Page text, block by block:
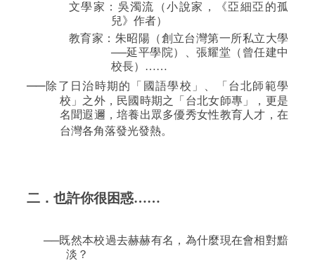
文學家：吳濁流（小說家，《亞細亞的孤
兒》作者）
教育家：朱昭陽（創立台灣第一所私立大學
──延平學院）、張耀堂（曾任建中
校長）……
──除了日治時期的「國語學校」、「台北師範學
校」之外，民國時期之「台北女師專」，更是
名聞遐邇，培養出眾多優秀女性教育人才，在
台灣各角落發光發熱。
二．也許你很困惑……
──既然本校過去赫赫有名，為什麼現在會相對黯
淡？